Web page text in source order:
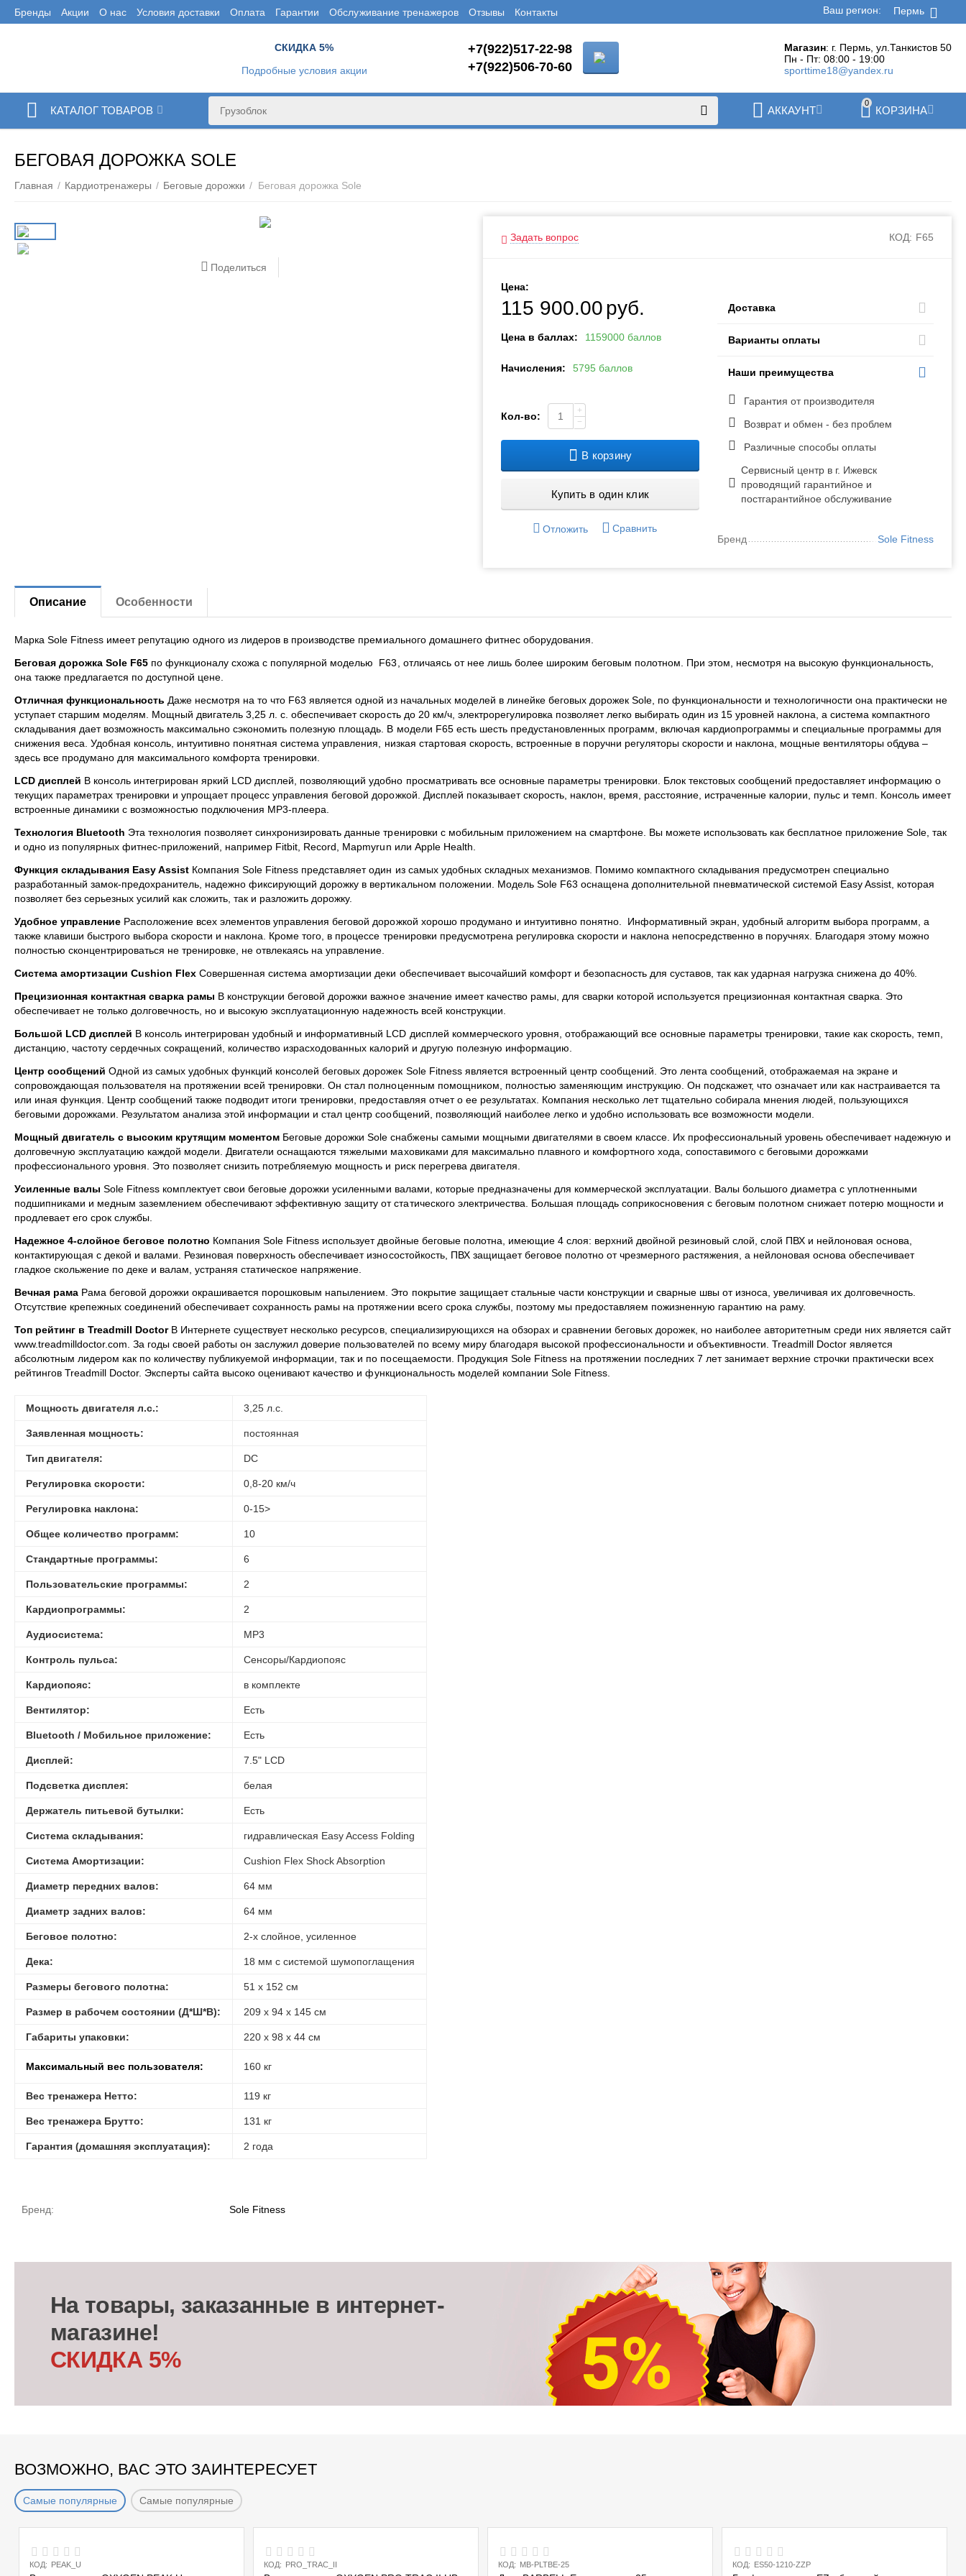
Бренды Акции О нас Условия доставки Оплата Гарантии Обслуживание тренажеров Отзывы Контакты Пермь
Ваш регион:
СКИДКА 5%
Подробные условия акции
+7(922)517-22-98
+7(922)506-70-60
Магазин: г. Пермь, ул.Танкистов 50
Пн - Пт: 08:00 - 19:00
sporttime18@yandex.ru
КАТАЛОГ ТОВАРОВ
0
КОРЗИНА
АККАУНТ
БЕГОВАЯ ДОРОЖКА SOLE
Главная / Кардиотренажеры / Беговые дорожки / Беговая дорожка Sole
Поделиться
Задать вопрос КОД: F65
Цена:
115 900.00руб.
Цена в баллах: 1159000 баллов
Начисления: 5795 баллов
Кол-во:
+
−
В корзину
Купить в один клик
Отложить Сравнить
Доставка
Варианты оплаты
Наши преимущества
Гарантия от производителя
Возврат и обмен - без проблем
Различные способы оплаты
Сервисный центр в г. Ижевск
проводящий гарантийное и
постгарантийное обслуживание
Бренд Sole Fitness
Описание Особенности
Марка Sole Fitness имеет репутацию одного из лидеров в производстве премиального домашнего фитнес оборудования.
Беговая дорожка Sole F65 по функционалу схожа с популярной моделью F63, отличаясь от нее лишь более широким беговым полотном. При этом, несмотря на высокую функциональность,
она также предлагается по доступной цене.
Отличная функциональность Даже несмотря на то что F63 является одной из начальных моделей в линейке беговых дорожек Sole, по функциональности и технологичности она практически не
уступает старшим моделям. Мощный двигатель 3,25 л. с. обеспечивает скорость до 20 км/ч, электрорегулировка позволяет легко выбирать один из 15 уровней наклона, а система компактного
складывания дает возможность максимально сэкономить полезную площадь. В модели F65 есть шесть предустановленных программ, включая кардиопрограммы и специальные программы для
снижения веса. Удобная консоль, интуитивно понятная система управления, низкая стартовая скорость, встроенные в поручни регуляторы скорости и наклона, мощные вентиляторы обдува –
здесь все продумано для максимального комфорта тренировки.
LCD дисплей В консоль интегрирован яркий LCD дисплей, позволяющий удобно просматривать все основные параметры тренировки. Блок текстовых сообщений предоставляет информацию о
текущих параметрах тренировки и упрощает процесс управления беговой дорожкой. Дисплей показывает скорость, наклон, время, расстояние, истраченные калории, пульс и темп. Консоль имеет
встроенные динамики с возможностью подключения MP3-плеера.
Технология Bluetooth Эта технология позволяет синхронизировать данные тренировки с мобильным приложением на смартфоне. Вы можете использовать как бесплатное приложение Sole, так
и одно из популярных фитнес-приложений, например Fitbit, Record, Mapmyrun или Apple Health.
Функция складывания Easy Assist Компания Sole Fitness представляет один из самых удобных складных механизмов. Помимо компактного складывания предусмотрен специально
разработанный замок-предохранитель, надежно фиксирующий дорожку в вертикальном положении. Модель Sole F63 оснащена дополнительной пневматической системой Easy Assist, которая
позволяет без серьезных усилий как сложить, так и разложить дорожку.
Удобное управление Расположение всех элементов управления беговой дорожкой хорошо продумано и интуитивно понятно. Информативный экран, удобный алгоритм выбора программ, а
также клавиши быстрого выбора скорости и наклона. Кроме того, в процессе тренировки предусмотрена регулировка скорости и наклона непосредственно в поручнях. Благодаря этому можно
полностью сконцентрироваться не тренировке, не отвлекаясь на управление.
Система амортизации Cushion Flex Совершенная система амортизации деки обеспечивает высочайший комфорт и безопасность для суставов, так как ударная нагрузка снижена до 40%.
Прецизионная контактная сварка рамы В конструкции беговой дорожки важное значение имеет качество рамы, для сварки которой используется прецизионная контактная сварка. Это
обеспечивает не только долговечность, но и высокую эксплуатационную надежность всей конструкции.
Большой LCD дисплей В консоль интегрирован удобный и информативный LCD дисплей коммерческого уровня, отображающий все основные параметры тренировки, такие как скорость, темп,
дистанцию, частоту сердечных сокращений, количество израсходованных калорий и другую полезную информацию.
Центр сообщений Одной из самых удобных функций консолей беговых дорожек Sole Fitness является встроенный центр сообщений. Это лента сообщений, отображаемая на экране и
сопровождающая пользователя на протяжении всей тренировки. Он стал полноценным помощником, полностью заменяющим инструкцию. Он подскажет, что означает или как настраивается та
или иная функция. Центр сообщений также подводит итоги тренировки, предоставляя отчет о ее результатах. Компания несколько лет тщательно собирала мнения людей, пользующихся
беговыми дорожками. Результатом анализа этой информации и стал центр сообщений, позволяющий наиболее легко и удобно использовать все возможности модели.
Мощный двигатель с высоким крутящим моментом Беговые дорожки Sole снабжены самыми мощными двигателями в своем классе. Их профессиональный уровень обеспечивает надежную и
долговечную эксплуатацию каждой модели. Двигатели оснащаются тяжелыми маховиками для максимально плавного и комфортного хода, сопоставимого с беговыми дорожками
профессионального уровня. Это позволяет снизить потребляемую мощность и риск перегрева двигателя.
Усиленные валы Sole Fitness комплектует свои беговые дорожки усиленными валами, которые предназначены для коммерческой эксплуатации. Валы большого диаметра с уплотненными
подшипниками и медным заземлением обеспечивают эффективную защиту от статического электричества. Большая площадь соприкосновения с беговым полотном снижает потерю мощности и
продлевает его срок службы.
Надежное 4-слойное беговое полотно Компания Sole Fitness использует двойные беговые полотна, имеющие 4 слоя: верхний двойной резиновый слой, слой ПВХ и нейлоновая основа,
контактирующая с декой и валами. Резиновая поверхность обеспечивает износостойкость, ПВХ защищает беговое полотно от чрезмерного растяжения, а нейлоновая основа обеспечивает
гладкое скольжение по деке и валам, устраняя статическое напряжение.
Вечная рама Рама беговой дорожки окрашивается порошковым напылением. Это покрытие защищает стальные части конструкции и сварные швы от износа, увеличивая их долговечность.
Отсутствие крепежных соединений обеспечивает сохранность рамы на протяжении всего срока службы, поэтому мы предоставляем пожизненную гарантию на раму.
Топ рейтинг в Treadmill DoctorВ Интернете существует несколько ресурсов, специализирующихся на обзорах и сравнении беговых дорожек, но наиболее авторитетным среди них является сайт
www.treadmilldoctor.com. За годы своей работы он заслужил доверие пользователей по всему миру благодаря высокой профессиональности и объективности. Treadmill Doctor является
абсолютным лидером как по количеству публикуемой информации, так и по посещаемости. Продукция Sole Fitness на протяжении последних 7 лет занимает верхние строчки практически всех
рейтингов Treadmill Doctor. Эксперты сайта высоко оценивают качество и функциональность моделей компании Sole Fitness.
Мощность двигателя л.с.: 3,25 л.с.
Заявленная мощность: постоянная
Тип двигателя: DC
Регулировка скорости: 0,8-20 км/ч
Регулировка наклона: 0-15>
Общее количество программ: 10
Стандартные программы: 6
Пользовательские программы: 2
Кардиопрограммы: 2
Аудиосистема: MP3
Контроль пульса: Сенсоры/Кардиопояс
Кардиопояс: в комплекте
Вентилятор: Есть
Bluetooth / Мобильное приложение: Есть
Дисплей: 7.5" LCD
Подсветка дисплея: белая
Держатель питьевой бутылки: Есть
Система складывания: гидравлическая Easy Access Folding
Система Амортизации: Cushion Flex Shock Absorption
Диаметр передних валов: 64 мм
Диаметр задних валов: 64 мм
Беговое полотно: 2-х слойное, усиленное
Дека: 18 мм с системой шумопоглащения
Размеры бегового полотна: 51 х 152 см
Размер в рабочем состоянии (Д*Ш*В): 209 х 94 х 145 см
Габариты упаковки: 220 х 98 х 44 см
Максимальный вес пользователя: 160 кг
Вес тренажера Нетто: 119 кг
Вес тренажера Брутто: 131 кг
Гарантия (домашняя эксплуатация): 2 года
Бренд: Sole Fitness
На товары, заказанные в интернет-
магазине!
СКИДКА 5%
ВОЗМОЖНО, ВАС ЭТО ЗАИНТЕРЕСУЕТ
Самые популярные Самые популярные
КОД: PEAK_U КОД: PRO_TRAC_II КОД: MB-PLTBE-25 КОД: ES50-1210-ZZP